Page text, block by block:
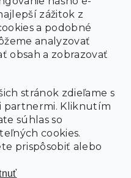
zážitok z
a podobné
analyzovať
obsah a zobrazovať
stránok zdieľame s
partnermi. Kliknutím
súhlas so
cookies.
prispôsobiť alebo
ochrany